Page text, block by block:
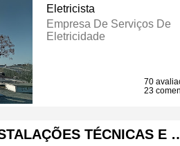
Eletricista
Empresa De Serviços De
Eletricidade
70
23
TÉCNICAS E